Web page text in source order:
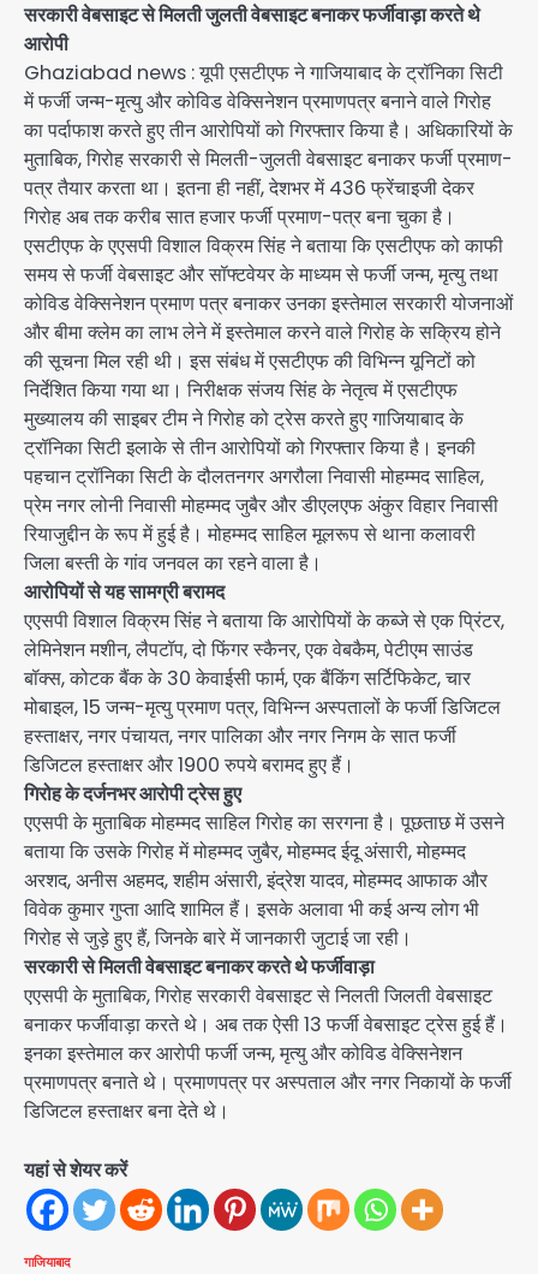
सरकारी वेबसाइट से मिलती जुलती वेबसाइट बनाकर फर्जीवाड़ा करते थे
आरोपी
Ghaziabad news : यूपी एसटीएफ ने गाजियाबाद के ट्रॉनिका सिटी
में फर्जी जन्म-मृत्यु और कोविड वेक्सिनेशन प्रमाणपत्र बनाने वाले गिरोह
का पर्दाफाश करते हुए तीन आरोपियों को गिरफ्तार किया है। अधिकारियों के
मुताबिक, गिरोह सरकारी से मिलती-जुलती वेबसाइट बनाकर फर्जी प्रमाण-
पत्र तैयार करता था। इतना ही नहीं, देशभर में 436 फ्रेंचाइजी देकर
गिरोह अब तक करीब सात हजार फर्जी प्रमाण-पत्र बना चुका है।
एसटीएफ के एएसपी विशाल विक्रम सिंह ने बताया कि एसटीएफ को काफी
समय से फर्जी वेबसाइट और सॉफ्टवेयर के माध्यम से फर्जी जन्म, मृत्यु तथा
कोविड वेक्सिनेशन प्रमाण पत्र बनाकर उनका इस्तेमाल सरकारी योजनाओं
और बीमा क्लेम का लाभ लेने में इस्तेमाल करने वाले गिरोह के सक्रिय होने
की सूचना मिल रही थी। इस संबंध में एसटीएफ की विभिन्न यूनिटों को
निर्देशित किया गया था। निरीक्षक संजय सिंह के नेतृत्व में एसटीएफ
मुख्यालय की साइबर टीम ने गिरोह को ट्रेस करते हुए गाजियाबाद के
ट्रॉनिका सिटी इलाके से तीन आरोपियों को गिरफ्तार किया है। इनकी
पहचान ट्रॉनिका सिटी के दौलतनगर अगरौला निवासी मोहम्मद साहिल,
प्रेम नगर लोनी निवासी मोहम्मद जुबैर और डीएलएफ अंकुर विहार निवासी
रियाजुद्दीन के रूप में हुई है। मोहम्मद साहिल मूलरूप से थाना कलावरी
जिला बस्ती के गांव जनवल का रहने वाला है।
आरोपियों से यह सामग्री बरामद
एएसपी विशाल विक्रम सिंह ने बताया कि आरोपियों के कब्जे से एक प्रिंटर,
लेमिनेशन मशीन, लैपटॉप, दो फिंगर स्कैनर, एक वेबकैम, पेटीएम साउंड
बॉक्स, कोटक बैंक के 30 केवाईसी फार्म, एक बैंकिंग सर्टिफिकेट, चार
मोबाइल, 15 जन्म-मृत्यु प्रमाण पत्र, विभिन्न अस्पतालों के फर्जी डिजिटल
हस्ताक्षर, नगर पंचायत, नगर पालिका और नगर निगम के सात फर्जी
डिजिटल हस्ताक्षर और 1900 रुपये बरामद हुए हैं।
गिरोह के दर्जनभर आरोपी ट्रेस हुए
एएसपी के मुताबिक मोहम्मद साहिल गिरोह का सरगना है। पूछताछ में उसने
बताया कि उसके गिरोह में मोहम्मद जुबैर, मोहम्मद ईदू अंसारी, मोहम्मद
अरशद, अनीस अहमद, शहीम अंसारी, इंद्रेश यादव, मोहम्मद आफाक और
विवेक कुमार गुप्ता आदि शामिल हैं। इसके अलावा भी कई अन्य लोग भी
गिरोह से जुड़े हुए हैं, जिनके बारे में जानकारी जुटाई जा रही।
सरकारी से मिलती वेबसाइट बनाकर करते थे फर्जीवाड़ा
एएसपी के मुताबिक, गिरोह सरकारी वेबसाइट से निलती जिलती वेबसाइट
बनाकर फर्जीवाड़ा करते थे। अब तक ऐसी 13 फर्जी वेबसाइट ट्रेस हुई हैं।
इनका इस्तेमाल कर आरोपी फर्जी जन्म, मृत्यु और कोविड वेक्सिनेशन
प्रमाणपत्र बनाते थे। प्रमाणपत्र पर अस्पताल और नगर निकायों के फर्जी
डिजिटल हस्ताक्षर बना देते थे।
यहां से शेयर करें
गाजियाबाद